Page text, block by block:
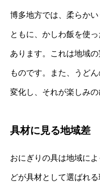
博多地方では、柔らか
ともに、かしわ飯を使
あります。これは地域
ものです。また、うど
変化し、それが楽しみの
具材に見る地域差
おにぎりの具は地域に
どが具材として選ばれ